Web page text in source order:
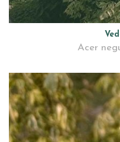
Acer